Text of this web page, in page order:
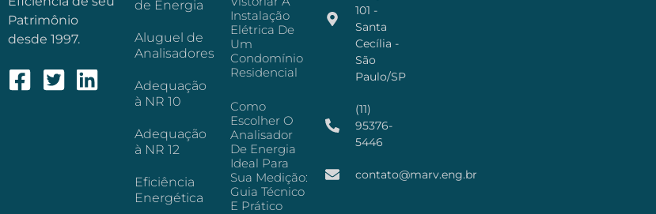
Patrimônio
desde 1997.
de Energia
Aluguel de
Analisadores
Adequação
à NR 10
Adequação
à NR 12
Eficiência
Energética
Instalação
Elétrica De
Um
Condomínio
Residencial
Como
Escolher O
Analisador
De Energia
Ideal Para
Sua Medição:
Guia Técnico
E Prático
101 -
Santa
Cecília -
São
Paulo/SP
(11)
95376-
5446
contato@marv.eng.br